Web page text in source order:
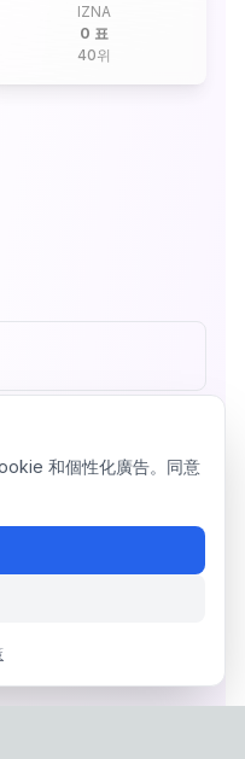
IZNA
0 표
40위
和個性化廣告。同意